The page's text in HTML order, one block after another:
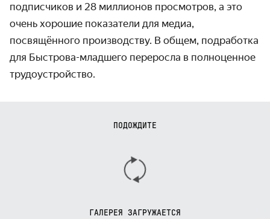
подписчиков и 28 миллионов просмотров, а это
очень хорошие показатели для медиа,
посвящённого производству. В общем, подработка
для Быстрова-младшего переросла в полноценное
трудоустройство.
ПОДОЖДИТЕ
ГАЛЕРЕЯ ЗАГРУЖАЕТСЯ